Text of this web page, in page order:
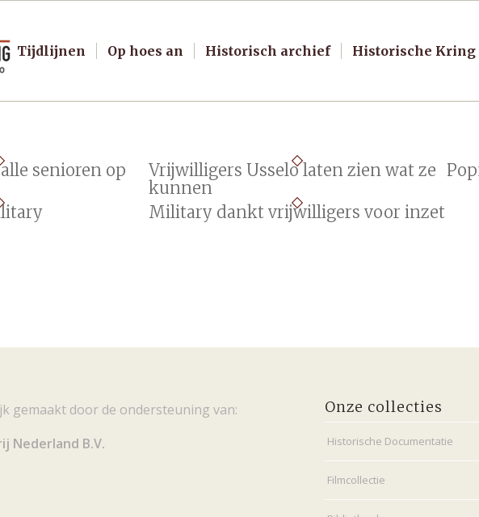
Tijdlijnen Op hoes an Historisch archief Historische Kring
senioren op
Vrijwilligers Usselo laten zien wat ze
kunnen
Military dankt vrijwilligers voor inzet
gemaakt door de ondersteuning van:
Nederland B.V.
Onze collecties
Historische Documentatie
Filmcollectie